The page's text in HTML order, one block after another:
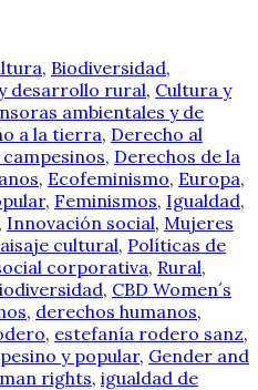
, Biodiversidad,
desarrollo rural, Cultura y
ambientales y de
a la tierra, Derecho al
, Derechos de la
, Ecofeminismo, Europa,
, Feminismos, Igualdad,
, Innovación social, Mujeres
cultural, Políticas de
corporativa, Rural,
, CBD Women´s
, derechos humanos,
, estefanía rodero sanz,
y popular, Gender and
rights, igualdad de